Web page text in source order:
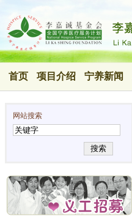
首页 项目介绍 宁养新闻
网站搜索
搜索